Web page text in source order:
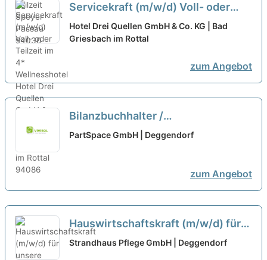
Servicekraft (m/w/d) Voll- oder
Teilzeit im 4* Wellnesshotel neu
Hotel Drei Quellen GmbH & Co. KG | Bad
Griesbach im Rottal
zum Angebot
Bilanzbuchhalter /
Steuerfachangestellter (m/w/d)
PartSpace GmbH | Deggendorf
zum Angebot
Hauswirtschaftskraft (m/w/d) für
unsere Tagespflege in Teilzeit
Strandhaus Pflege GmbH | Deggendorf